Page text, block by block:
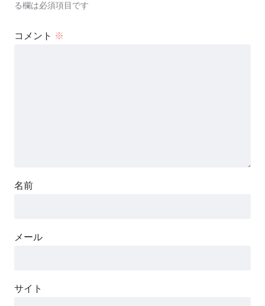
る欄は必須項目です
コメント ※
名前
メール
サイト